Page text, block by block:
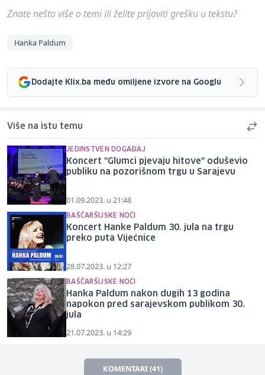
Znate nešto više o temi ili želite prijaviti grešku u tekstu?
Hanka Paldum
Dodajte Klix.ba među omiljene izvore na Googlu
Više na istu temu
JEDINSTVEN DOGAĐAJ
Koncert "Glumci pjevaju hitove" oduševio
publiku na pozorišnom trgu u Sarajevu
01.09.2023. u 21:48
BAŠČARŠIJSKE NOĆI
Koncert Hanke Paldum 30. jula na trgu
preko puta Vijećnice
28.07.2023. u 12:27
BAŠČARŠIJSKE NOĆI
Hanka Paldum nakon dugih 13 godina
napokon pred sarajevskom publikom 30.
jula
21.07.2023. u 14:29
KOMENTARI (41)